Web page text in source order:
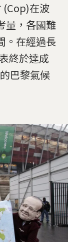
(Cop)在波
量，各國難
。在經過長
終於達成
巴黎氣候